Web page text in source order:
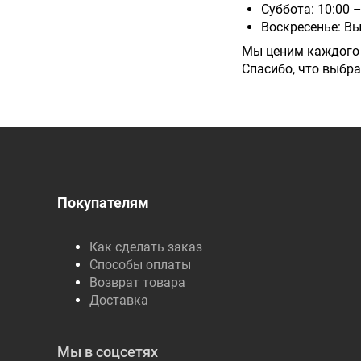
Суббота: 10:00
Воскресенье:
Мы ценим каждого
Спасибо, что
Покупателям
Как сделать заказ
Способы оплаты
Возврат товара
Доставка
Мы в соцсетях